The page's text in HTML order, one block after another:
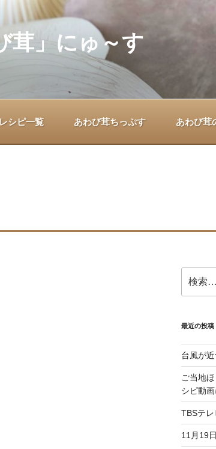
茸」にゅ～す
シピ一覧 あわび茸ちっぷす あわび茸
索:
最近の投稿
台風が
ご当地
シピ動
TBSテレ
11月19